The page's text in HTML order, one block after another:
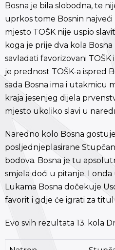
Bosna je bila slobodna, te
uprkos tome Bosnin
mjesto TOŠK nije uspio
koga je prije dva kola Bosna
savladati favorizovani
je prednost TOŠK-a ispred
sada Bosna ima i utakmicu
kraja jesenjeg dijela
mjesto ukoliko slavi u
Naredno kolo Bosna
posljednjeplasirane
bodova. Bosna je tu
smjela doći u pitanje. I
Lukama Bosna dočekuje
favorit i gdje će igrati za
Evo svih rezultata 13. kola